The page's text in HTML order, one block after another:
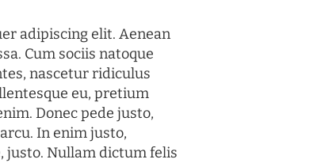
adipiscing elit. Aenean
Cum sociis natoque
nascetur ridiculus
eu, pretium
Donec pede justo,
In enim justo,
justo. Nullam dictum felis